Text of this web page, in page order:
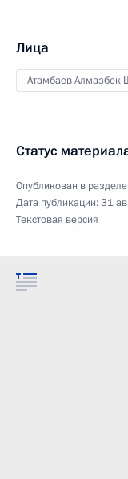
Лица
Атамбаев Алмазбек
Статус
Опубликован в
Дата публикации:31
Текстовая версия